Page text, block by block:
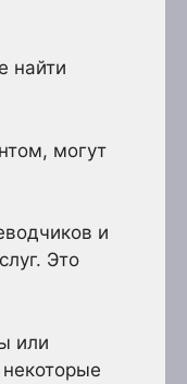
найти
могут
и
Это
или